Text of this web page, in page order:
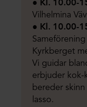
●
Kl. 10.00-
Vilhelmina
●
Kl. 10.00-
Kyrkberget
Vi guidar
erbjuder kok-
bereder
lasso.